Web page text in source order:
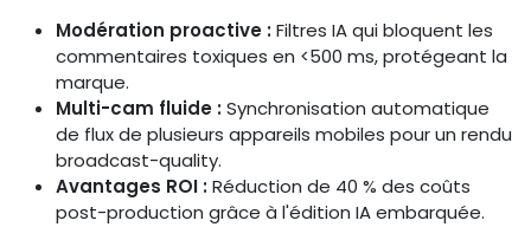
Modération proactive :Filtres IA qui bloquent les
commentaires toxiques en <500 ms, protégeant la
marque.
Multi-cam fluide :Synchronisation automatique
de flux de plusieurs appareils mobiles pour un rendu
broadcast-quality.
Avantages ROI :Réduction de 40 % des coûts
post-production grâce à l'édition IA embarquée.